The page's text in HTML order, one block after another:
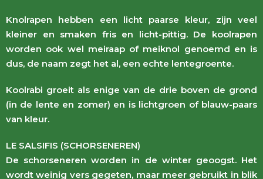
Knolrapen hebben een licht paarse kleur, zijn veel
kleiner en smaken fris en licht-pittig. De koolrapen
worden ook wel meiraap of meiknol genoemd en is
dus, de naam zegt het al, een echte lentegroente.
Koolrabi groeit als enige van de drie boven de grond
(in de lente en zomer) en is lichtgroen of blauw-paars
van kleur.
LE SALSIFIS (SCHORSENEREN)
De schorseneren worden in de winter geoogst. Het
wordt weinig vers gegeten, maar meer gebruikt in blik